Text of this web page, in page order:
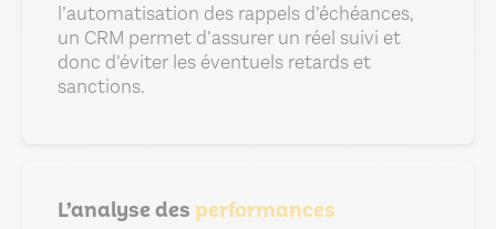
l’automatisation des rappels d’échéances,
un CRM permet d’assurer un réel suivi et
donc d’éviter les éventuels retards et
sanctions.
L’analyse desperformances